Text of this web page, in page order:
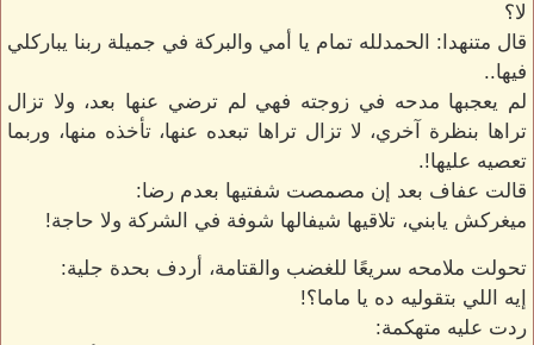
لا؟
قال متنهدا: الحمدلله تمام يا أمي والبركة في جميلة ربنا يباركلي
فيها..
لم يعجبها مدحه في زوجته فهي لم ترضي عنها بعد، ولا تزال
تراها بنظرة آخري، لا تزال تراها تبعده عنها، تأخذه منها، وربما
تعصيه عليها!.
قالت عفاف بعد إن مصمصت شفتيها بعدم رضا:
ميغركش يابني، تلاقيها شيفالها شوفة في الشركة ولا حاجة!
تحولت ملامحه سريعًا للغضب والقتامة، أردف بحدة جلية:
إيه اللي بتقوليه ده يا ماما؟!
ردت عليه متهكمة: